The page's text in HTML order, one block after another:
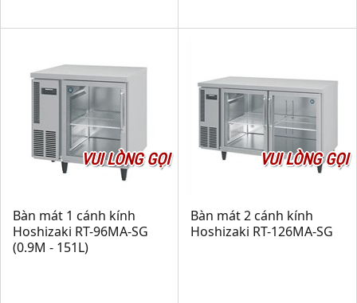
VUI LÒNG GỌI
Bàn mát 1 cánh kính
Hoshizaki RT-96MA-SG
(0.9M - 151L)
VUI LÒNG GỌI
Bàn mát 2 cánh kính
Hoshizaki RT-126MA-SG